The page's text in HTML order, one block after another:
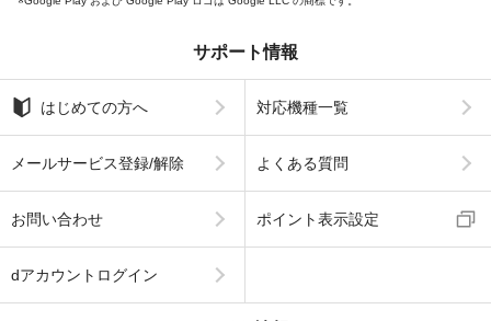
サポート情報
はじめての方へ 対応機種一覧
メールサービス登録/解除 よくある質問
お問い合わせ ポイント表示設定
dアカウントログイン